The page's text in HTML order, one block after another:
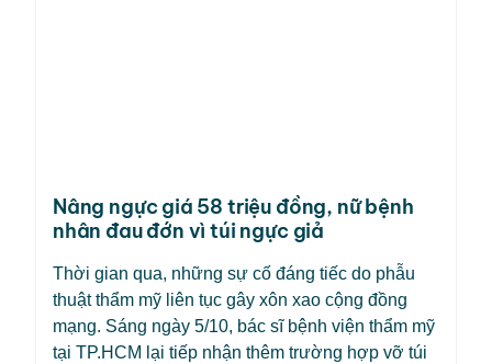
Nâng ngực giá 58 triệu đồng, nữ bệnh
nhân đau đớn vì túi ngực giả
Thời gian qua, những sự cố đáng tiếc do phẫu
thuật thẩm mỹ liên tục gây xôn xao cộng đồng
mạng. Sáng ngày 5/10, bác sĩ bệnh viện thẩm mỹ
tại TP.HCM lại tiếp nhận thêm trường hợp vỡ túi